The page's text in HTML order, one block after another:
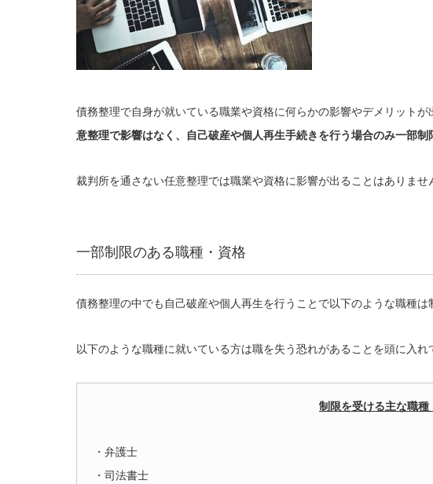
債務整理で自身が就いている職業や資格に何らかの影響やデメリットが
意整理で影響はなく、自己破産や個人再生手続きを行う場合のみ一部制
裁判所を通さない任意整理では職業や資格に影響が出ることはありませ
一部制限のある職種・資格
債務整理の中でも自己破産や個人再生を行うことで以下のような職種は
以下のような職種に就いている方は職を失う恐れがあることを頭に入れ
制限を受ける主な職種
・弁護士
・司法書士